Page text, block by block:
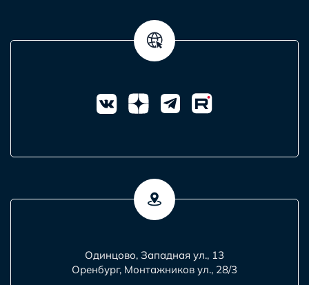
Одинцово, Западная ул., 13
Оренбург, Монтажников ул., 28/3